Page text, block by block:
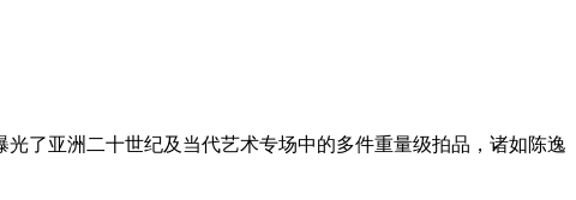
了亚洲二十世纪及当代艺术专场中的多件重量级拍品，诸如陈逸